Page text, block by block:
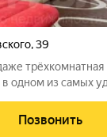
,39
трёхкомнатная
в одном из самых
что
в любое время
Позвонить